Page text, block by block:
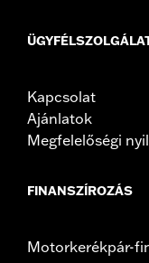
Kapcsolat
Ajánlatok
Megfelelőségi
FINANSZÍROZÁS
Motorkerékpár-